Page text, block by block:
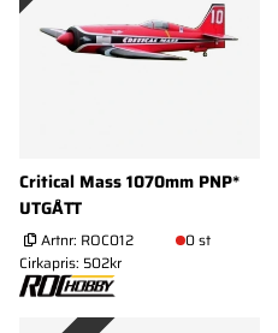
Critical Mass 1070mm PNP*
UTGÅTT
Artnr: ROC012
0 st
Cirkapris: 502kr